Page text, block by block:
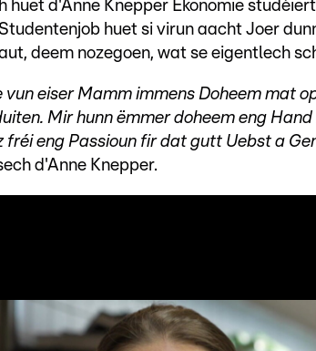
huet d'Anne Knepper Ekonomie
huet si virun aacht Joer
deem nozegoen, wat se eigentlech
vun eiser Mamm immens Doheem mat
Mir hunn ëmmer doheem eng
fréi eng Passioun fir dat gutt Uebst a
d'Anne Knepper.